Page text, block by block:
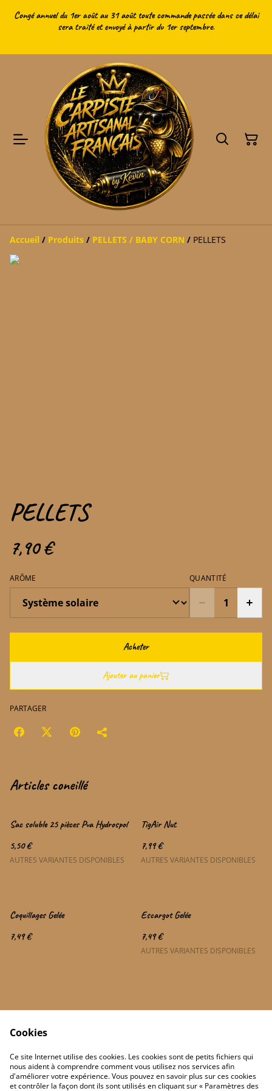
Congé annuel du 1er août au 31 août toute commande passée dans ce délai
sera traité et envoyé à partir du 1er septembre.
Accueil / Produits / PELLETS / BABY CORN / PELLETS
PELLETS
7,90 €
ARÔME QUANTITÉ
Acheter
Ajouter au panier
PARTAGER
Articles coneillé
Sac soluble 25 pièces Pva Hydrospol
5,50 €
AUTRES VARIANTES DISPONIBLES
TigAir Nut
7,99 €
AUTRES VARIANTES DISPONIBLES
Coquillages Gelée
7,49 €
Escargot Gelée
7,49 €
AUTRES VARIANTES DISPONIBLES
Politique de confidentialité
Politique de cookies
Cookies
Ce site Internet utilise des cookies. Les cookies sont de petits fichiers qui
nous aident à comprendre comment vous utilisez nos services afin
d'améliorer votre expérience. Vous pouvez en savoir plus sur ces cookies
et contrôler la façon dont ils sont utilisés en cliquant sur « Paramètres des